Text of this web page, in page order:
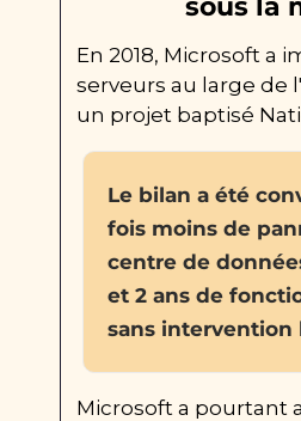
En 2018, Microsoft a
serveurs au large de
un projet baptisé
Le bilan a été
fois moins de
centre de
et 2 ans de
sans intervention
Microsoft a pourtant